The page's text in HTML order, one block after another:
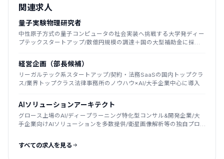
関連求人
量子実験物理研究者
中性原子方式の量子コンピュータの社会実装へ挑戦する大学発ディー
プテックスタートアップ/数億円規模の調達＋国の大型補助金に採
経営企画（部長候補）
リーガルテック系スタートアップ/契約・法務SaaSの国内トップクラ
ス/業界トップクラス法律事務所のノウハウ×AI/大手企業中心に導入
AIソリューションアーキテクト
グロース上場のAI/ディープラーニング特化型コンサル&開発企業/大
手企業向けAIソリューションを多数提供/衛星画像解析等の独自プロ
すべての求人を見る